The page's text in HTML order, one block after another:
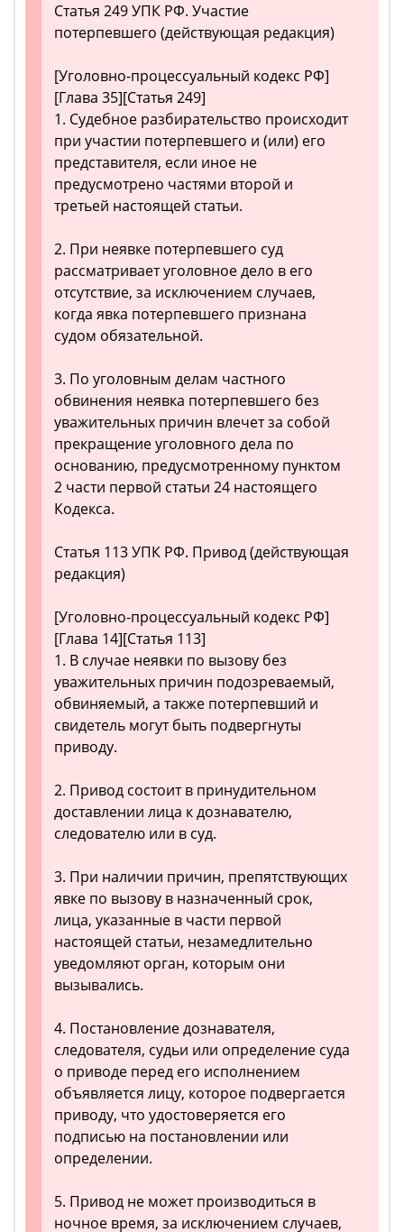
Статья 249 УПК РФ. Участие
потерпевшего (действующая редакция)
[Уголовно-процессуальный кодекс РФ]
[Глава 35][Статья 249]
1. Судебное разбирательство происходит
при участии потерпевшего и (или) его
представителя, если иное не
предусмотрено частями второй и
третьей настоящей статьи.
2. При неявке потерпевшего суд
рассматривает уголовное дело в его
отсутствие, за исключением случаев,
когда явка потерпевшего признана
судом обязательной.
3. По уголовным делам частного
обвинения неявка потерпевшего без
уважительных причин влечет за собой
прекращение уголовного дела по
основанию, предусмотренному пунктом
2 части первой статьи 24 настоящего
Кодекса.
Статья 113 УПК РФ. Привод (действующая
редакция)
[Уголовно-процессуальный кодекс РФ]
[Глава 14][Статья 113]
1. В случае неявки по вызову без
уважительных причин подозреваемый,
обвиняемый, а также потерпевший и
свидетель могут быть подвергнуты
приводу.
2. Привод состоит в принудительном
доставлении лица к дознавателю,
следователю или в суд.
3. При наличии причин, препятствующих
явке по вызову в назначенный срок,
лица, указанные в части первой
настоящей статьи, незамедлительно
уведомляют орган, которым они
вызывались.
4. Постановление дознавателя,
следователя, судьи или определение суда
о приводе перед его исполнением
объявляется лицу, которое подвергается
приводу, что удостоверяется его
подписью на постановлении или
определении.
5. Привод не может производиться в
ночное время, за исключением случаев,